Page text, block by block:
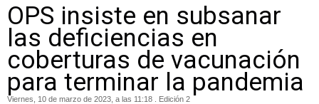
OPS insiste en subsanar
las deficiencias en
coberturas de vacunación
para terminar la pandemia
Viernes, 10 de marzo de 2023, a las 11:18 . Edición 2